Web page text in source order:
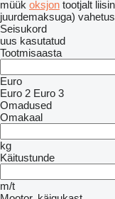
müük oksjon tootjalt
juurdemaksuga) vahetus
Seisukord
uus kasutatud
Tootmisaasta
Euro
Euro 2 Euro 3
Omadused
Omakaal
kg
Käitustunde
m/t